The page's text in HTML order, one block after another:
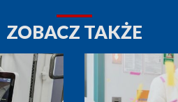
ZOBACZ TAKŻE